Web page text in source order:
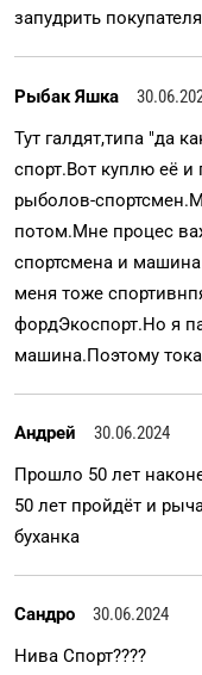
запудрить
Рыбак Яшка
Тут галдят,типа "да
спорт.Вот куплю её
рыболов-
потом.Мне процес
спортсмена и
меня тоже
фордЭкоспорт.Но я
машина.Поэтому
Андрей
30.06.2024
Прошло 50 лет
50 лет пройдёт и
буханка
Сандро
30.06.2024
Нива Спорт????